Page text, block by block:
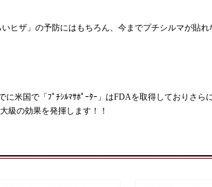
ヒザ」の予防にはもちろん、今までプチシルマが貼
米国で「ﾌﾟﾁｼﾙﾏｻﾎﾟｰﾀｰ」はFDAを取得しておりさら
級の効果を発揮します！！